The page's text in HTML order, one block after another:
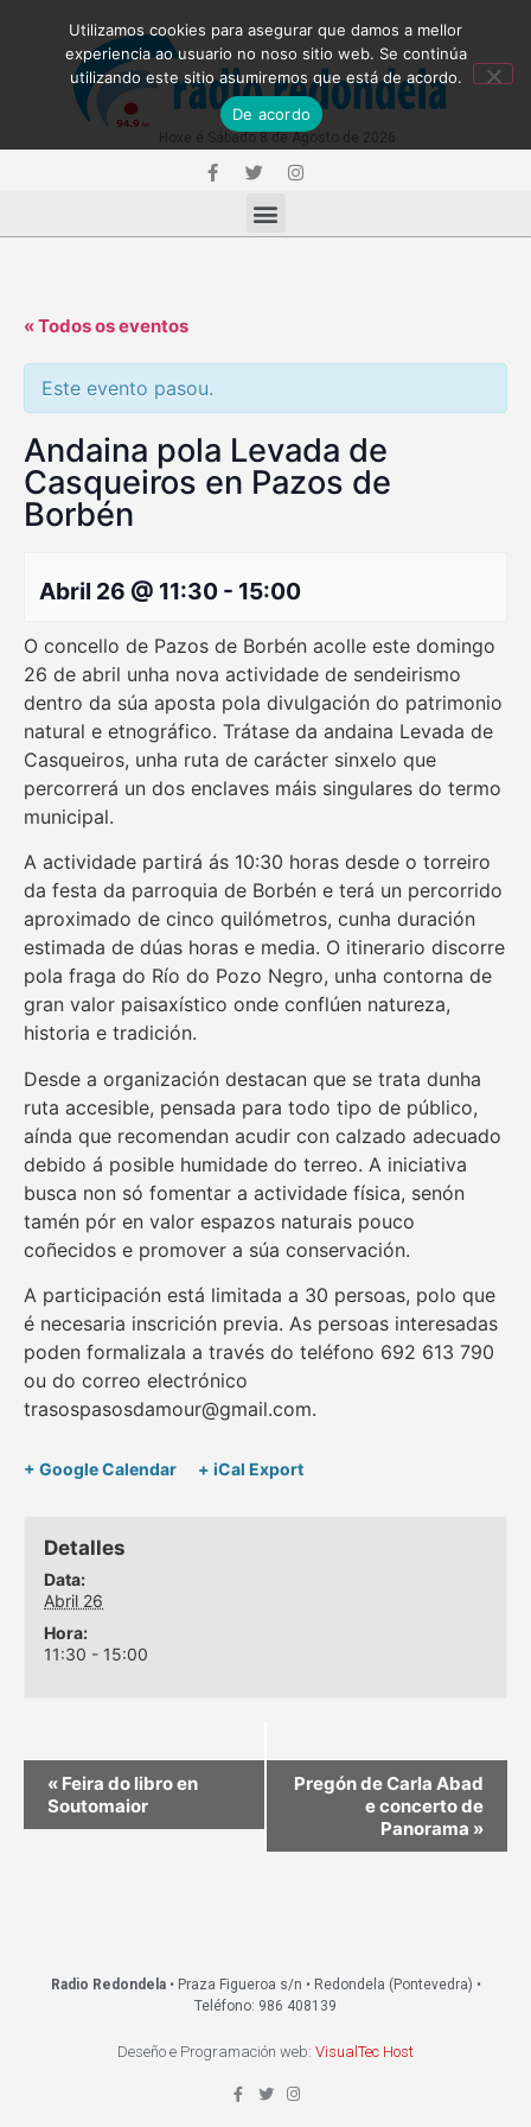
« Todos os eventos
Este evento pasou.
Andaina pola Levada de
Casqueiros en Pazos de
Borbén
Abril 26 @ 11:30 - 15:00
O concello de Pazos de Borbén acolle este domingo
26 de abril unha nova actividade de sendeirismo
dentro da súa aposta pola divulgación do patrimonio
natural e etnográfico. Trátase da andaina Levada de
Casqueiros, unha ruta de carácter sinxelo que
percorrerá un dos enclaves máis singulares do termo
municipal.
A actividade partirá ás 10:30 horas desde o torreiro
da festa da parroquia de Borbén e terá un percorrido
aproximado de cinco quilómetros, cunha duración
estimada de dúas horas e media. O itinerario discorre
pola fraga do Río do Pozo Negro, unha contorna de
gran valor paisaxístico onde conflúen natureza,
historia e tradición.
Desde a organización destacan que se trata dunha
ruta accesible, pensada para todo tipo de público,
aínda que recomendan acudir con calzado adecuado
debido á posible humidade do terreo. A iniciativa
busca non só fomentar a actividade física, senón
tamén pór en valor espazos naturais pouco
coñecidos e promover a súa conservación.
A participación está limitada a 30 persoas, polo que
é necesaria inscrición previa. As persoas interesadas
poden formalizala a través do teléfono 692 613 790
ou do correo electrónico
trasospasosdamour@gmail.com.
+ Google Calendar + iCal Export
Detalles
Data:
Abril 26
Hora:
11:30 - 15:00
« Feira do libro en
Soutomaior
Pregón de Carla Abad
e concerto de
Panorama »
Radio Redondela• Praza Figueroa s/n • Redondela (Pontevedra) •
Teléfono: 986 408139
Deseño e Programación web: VisualTec Host
Utilizamos cookies para asegurar que damos a mellor
experiencia ao usuario no noso sitio web. Se continúa
utilizando este sitio asumiremos que está de acordo.
De acordo